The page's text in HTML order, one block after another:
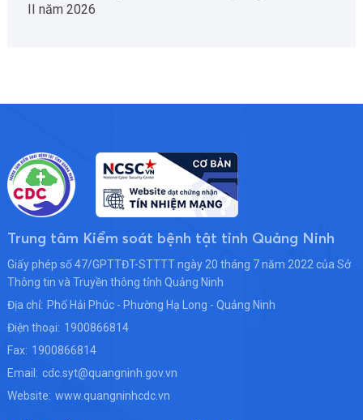
II năm 2026
Trung tâm Kiểm soát bệnh tật tỉnh Quảng Ninh
Giấy phép số 47/GPTTĐT-STTTT ngày 20 tháng 7 năm 2022 của Sở
Thông tin và Truyền thông tỉnh Quảng Ninh
Địa chỉ: Phố Hải Phúc - Phường Hạ Long - Quảng Ninh
Điện thoại: 1900866814
Fax: 1900866814
Email: cdc.syt@quangninh.gov.vn
Website: www.quangninhcdc.vn